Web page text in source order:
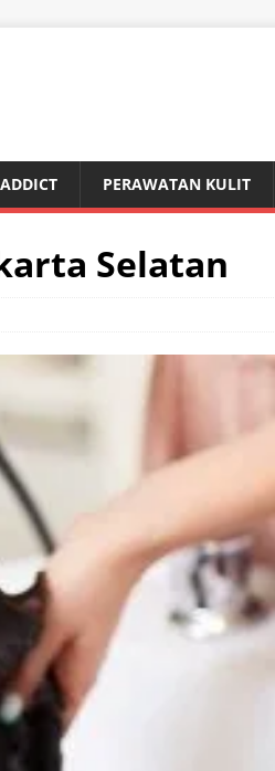
PERAWATAN KULIT
Selatan